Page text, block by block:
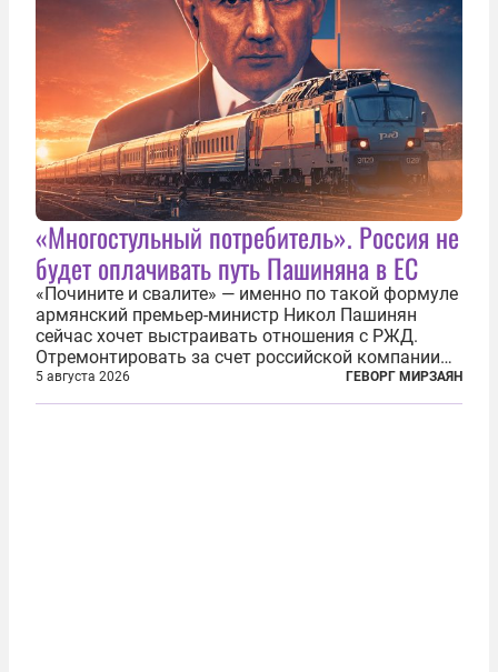
«Многостульный потребитель». Россия не
будет оплачивать путь Пашиняна в ЕС
«Почините и свалите» — именно по такой формуле
армянский премьер-министр Никол Пашинян
сейчас хочет выстраивать отношения с РЖД.
Отремонтировать за счет российской компании
железнодорожную инфраструктуру в районе
прохождения TRIPP (коридора, который должен
5 августа 2026 ГЕВОРГ МИРЗАЯН